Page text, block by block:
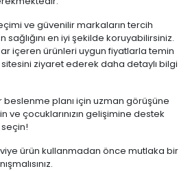
ve güvenilir markaların tercih
en iyi şekilde koruyabilirsiniz.
içeren ürünleri uygun fiyatlarla temin
ziyaret ederek daha detaylı bilgi
beslenme planı için uzman görüşüne
ve çocuklarınızın gelişimine destek
ürün kullanmadan önce mutlaka bir